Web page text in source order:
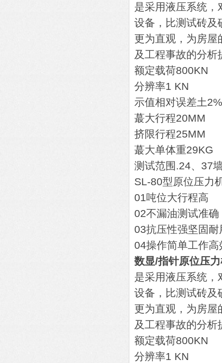
是采用液压系统，
设备，比测试砖及
更为直观，为房屋
及工程事故的分析
额定载荷800KN
分辨率1 KN
示值相对误差土2%
蕞大行程20MM
挤限行程25MM
蕞大单体重29KG
测试范围.24、37
SL-80型原位压力
01吨位大行程高
02不漏油测试准确
03抗压性强坚固耐
04操作简单工作高
数显/指针原位压
是采用液压系统，
设备，比测试砖及
更为直观，为房屋
及工程事故的分析
额定载荷800KN
分辨率1 KN